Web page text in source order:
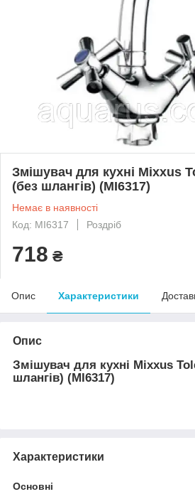
Змішувач для кухні Mixxus
(без шлангів) (MI6317)
Немає в наявності
Код: MI6317
Роздріб
718 ₴
Опис Характеристики
Опис
Змішувач для кухні Mixxus
шлангів) (MI6317)
Характеристики
Основні